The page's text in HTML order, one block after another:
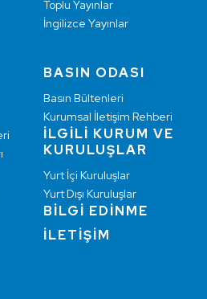
Toplu Yayınlar
İngilizce Yayınlar
BASIN ODASI
Basın Bültenleri
Kurumsal İletişim Rehberi
İLGİLİ KURUM VE
KURULUŞLAR
Yurt İçi Kuruluşlar
Yurt Dışı Kuruluşlar
BİLGİ EDİNME
İLETİŞİM